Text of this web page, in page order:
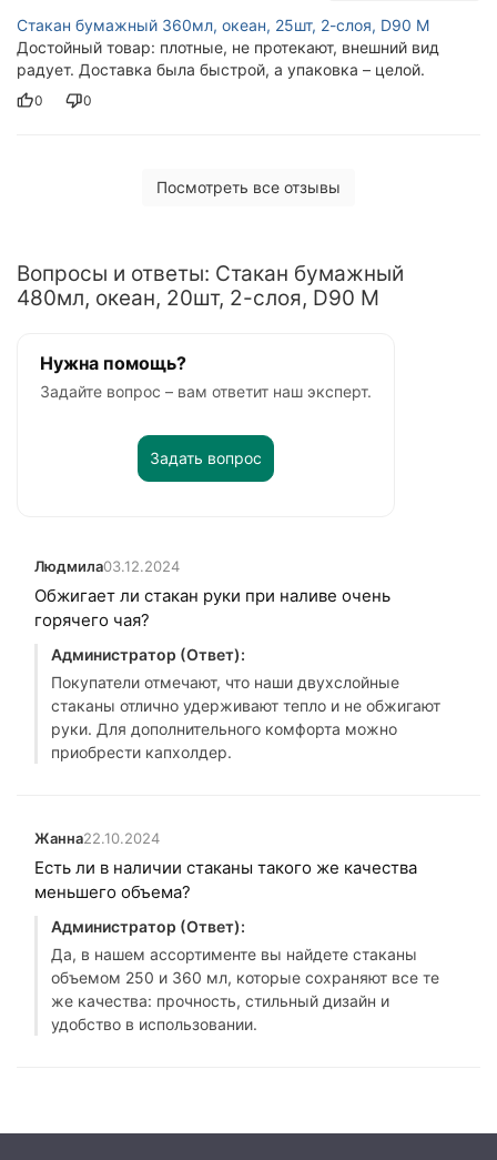
Стакан бумажный 360мл, океан, 25шт, 2-слоя, D90 M
Достойный товар: плотные, не протекают, внешний вид
радует. Доставка была быстрой, а упаковка – целой.
0 0
Посмотреть все отзывы
Вопросы и ответы: Стакан бумажный
480мл, океан, 20шт, 2-слоя, D90 M
Нужна помощь?
Задайте вопрос – вам ответит наш эксперт.
Задать вопрос
Людмила03.12.2024
Обжигает ли стакан руки при наливе очень
горячего чая?
Администратор (Ответ):
Покупатели отмечают, что наши двухслойные
стаканы отлично удерживают тепло и не обжигают
руки. Для дополнительного комфорта можно
приобрести капхолдер.
Жанна22.10.2024
Есть ли в наличии стаканы такого же качества
меньшего объема?
Администратор (Ответ):
Да, в нашем ассортименте вы найдете стаканы
объемом 250 и 360 мл, которые сохраняют все те
же качества: прочность, стильный дизайн и
удобство в использовании.